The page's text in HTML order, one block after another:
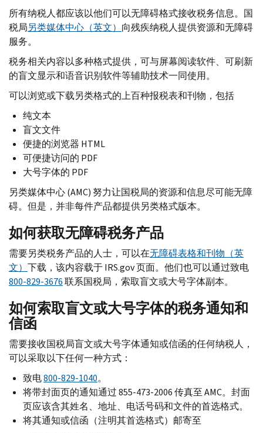
所有纳税人都应该以他们可以无障碍格式接收税务信息。国
税局另类媒体中心（英文） 向残疾纳税人提供资源和无障碍
服务。
税务相关内容以多种格式提供，可与屏幕阅读软件、可刷新
的盲文显示和语音识别软件等辅助技术一同使用。
可以浏览或下载另类格式的上百种报税表和刊物，包括
纯文本
盲文文件
便捷的浏览器 HTML
可便捷访问的 PDF
大号字体的 PDF
另类媒体中心 (AMC) 努力让国税局的资源和信息尽可能无障
碍。但是，并非每件产品都提供另类格式版本。
如何获取无障碍税务产品
需要另类税务产品的人士，可以在无障碍表格和刊物（英
文） 下载，该内容载于IRS.gov页面。他们也可以通过致电
800-829-3676联系国税局，索取盲文或大号字体副本。
如何索取盲文或大号字体的税务通知和
信函
需要接收国税局盲文或大号字体通知或信函的任何纳税人，
可以采取以下任何一种方式：
致电800-829-1040。
将带封面页的通知通过 855-473-2006 传真至AMC。封面
页应该含其姓名、地址、电话号码和文件的首选格式。
将其通知或信函（注明其首选格式）邮寄至